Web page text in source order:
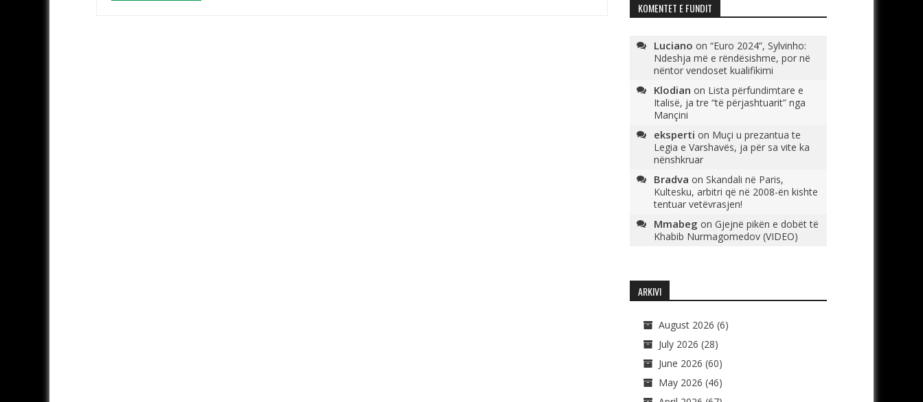
KOMENTET E FUNDIT
Luciano on “Euro 2024”, Sylvinho:
Ndeshja më e rëndësishme, por në
nëntor vendoset kualifikimi
Klodian on Lista përfundimtare e
Italisë, ja tre “të përjashtuarit” nga
Mançini
eksperti on Muçi u prezantua te
Legia e Varshavës, ja për sa vite ka
nënshkruar
Bradva on Skandali në Paris,
Kultesku, arbitri që në 2008-ën kishte
tentuar vetëvrasjen!
Mmabeg on Gjejnë pikën e dobët të
Khabib Nurmagomedov (VIDEO)
ARKIVI
August 2026 (6)
July 2026 (28)
June 2026 (60)
May 2026 (46)